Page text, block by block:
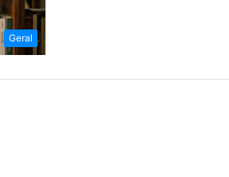
Geral